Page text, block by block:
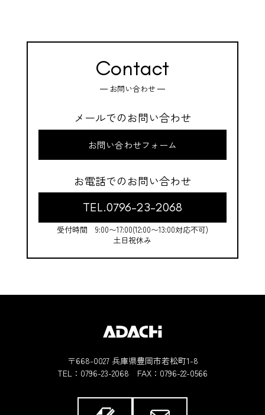
Contact
お問い合わせ
メールでのお問い合わせ
お問い合わせフォーム
お電話でのお問い合わせ
TEL.0796-23-2068
受付時間 9:00〜17:00(12:00〜13:00対応不可)
土日祝休み
〒668-0027 兵庫県豊岡市若松町1-8
TEL： 0796-23-2068 FAX：0796-22-0566